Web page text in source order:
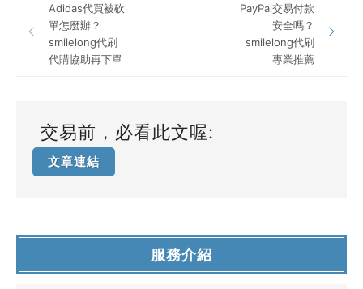
Adidas代買被砍
單怎麼辦？
smilelong代刷
代購協助再下單
PayPal交易付款
安全嗎？
smilelong代刷
專業推薦
交易前，必看此文喔:
文章連結
服務介紹